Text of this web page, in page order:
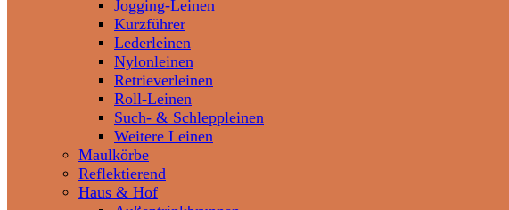
Jogging-Leinen
Kurzführer
Lederleinen
Nylonleinen
Retrieverleinen
Roll-Leinen
Such- & Schleppleinen
Weitere Leinen
Maulkörbe
Reflektierend
Haus & Hof